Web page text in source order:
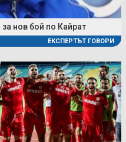
нов бой по Кайрат
ЕКСПЕРТЪТ ГОВОРИ